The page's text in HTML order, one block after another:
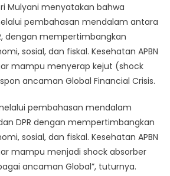
Mulyani menyatakan bahwa
pembahasan mendalam antara
dengan mempertimbangkan
sosial, dan fiskal. Kesehatan APBN
mampu menyerap kejut (shock
ancaman Global Financial Crisis.
pembahasan mendalam
DPR dengan mempertimbangkan
sosial, dan fiskal. Kesehatan APBN
mampu menjadi shock absorber
ancaman Global”, tuturnya.